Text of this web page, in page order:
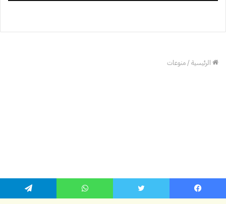
فيسبوك تويتر واتساب تيلقرام